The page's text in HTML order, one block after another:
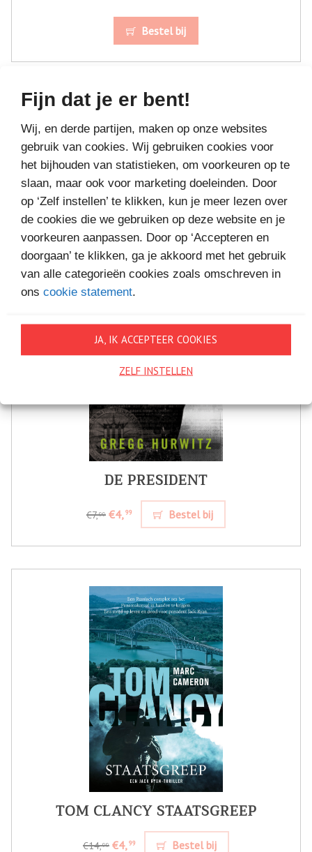
Fijn dat je er bent!
Wij, en derde partijen, maken op onze websites
gebruik van cookies. Wij gebruiken cookies voor
het bijhouden van statistieken, om voorkeuren op te
slaan, maar ook voor marketing doeleinden. Door
op ‘Zelf instellen’ te klikken, kun je meer lezen over
de cookies die we gebruiken op deze website en je
voorkeuren aanpassen. Door op ‘Accepteren en
doorgaan’ te klikken, ga je akkoord met het gebruik
van alle categorieën cookies zoals omschreven in
ons cookie statement.
JA, IK ACCEPTEER COOKIES
ZELF INSTELLEN
Bestel bij
MEER BOEKEN VAN
VAKANTIELEZEN
DE PRESIDENT
€7,99 €4,99 Bestel bij
TOM CLANCY STAATSGREEP
€14,99 €4,99 Bestel bij